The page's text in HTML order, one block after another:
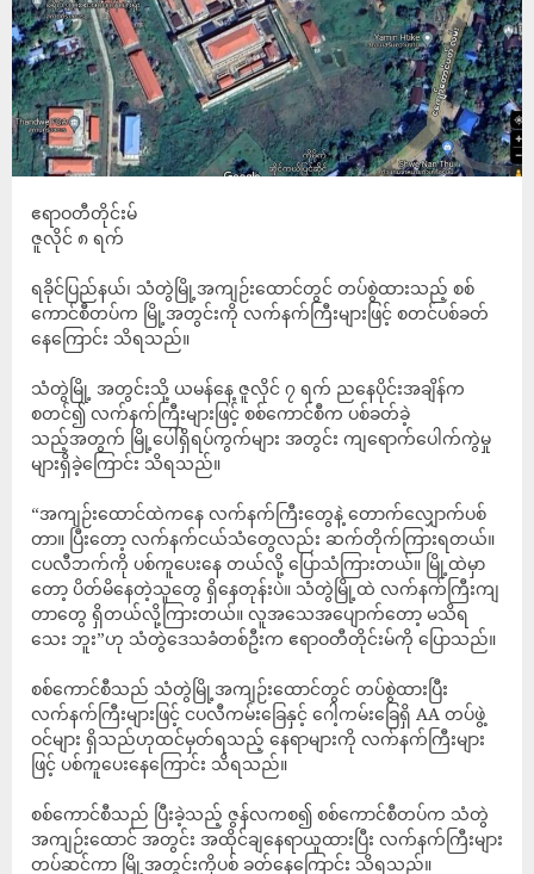
ဧရာဝတီတိုင်းမ်
ဇူလိုင် ၈ ရက်
ရခိုင်ပြည်နယ်၊ သံတွဲမြို့အကျဉ်းထောင်တွင် တပ်စွဲထားသည့် စစ်
ကောင်စီတပ်က မြို့အတွင်းကို လက်နက်ကြီးများဖြင့် စတင်ပစ်ခတ်
နေကြောင်း သိရသည်။
သံတွဲမြို့ အတွင်းသို့ ယမန်နေ့ ဇူလိုင် ၇ ရက် ညနေပိုင်းအချိန်က
စတင်၍ လက်နက်ကြီးများဖြင့် စစ်ကောင်စီက ပစ်ခတ်ခဲ့
သည့်အတွက် မြို့ပေါ်ရှိရပ်ကွက်များ အတွင်း ကျရောက်ပေါက်ကွဲမှု
များရှိခဲ့ကြောင်း သိရသည်။
“အကျဉ်းထောင်ထဲကနေ လက်နက်ကြီးတွေနဲ့ တောက်လျှောက်ပစ်
တာ။ ပြီးတော့ လက်နက်ငယ်သံတွေလည်း ဆက်တိုက်ကြားရတယ်။
ငပလီဘက်ကို ပစ်ကူပေးနေ တယ်လို့ ပြောသံကြားတယ်။ မြို့ထဲမှာ
တော့ ပိတ်မိနေတဲ့သူတွေ ရှိနေတုန်းပဲ။ သံတွဲမြို့ထဲ လက်နက်ကြီးကျ
တာတွေ ရှိတယ်လို့ကြားတယ်။ လူအသေအပျောက်တော့ မသိရ
သေး ဘူး”ဟု သံတွဲဒေသခံတစ်ဦးက ဧရာဝတီတိုင်းမ်ကို ပြောသည်။
စစ်ကောင်စီသည် သံတွဲမြို့အကျဉ်းထောင်တွင် တပ်စွဲထားပြီး
လက်နက်ကြီးများဖြင့် ငပလီကမ်းခြေနှင့် ဂေါ့ကမ်းခြေရှိ AA တပ်ဖွဲ့
ဝင်များ ရှိသည်ဟုထင်မှတ်ရသည့် နေရာများကို လက်နက်ကြီးများ
ဖြင့် ပစ်ကူပေးနေကြောင်း သိရသည်။
စစ်ကောင်စီသည် ပြီးခဲ့သည့် ဇွန်လကစ၍ စစ်ကောင်စီတပ်က သံတွဲ
အကျဉ်းထောင် အတွင်း အထိုင်ချနေရာယူထားပြီး လက်နက်ကြီးများ
တပ်ဆင်ကာ မြို့အတွင်းကိုပစ် ခတ်နေကြောင်း သိရသည်။